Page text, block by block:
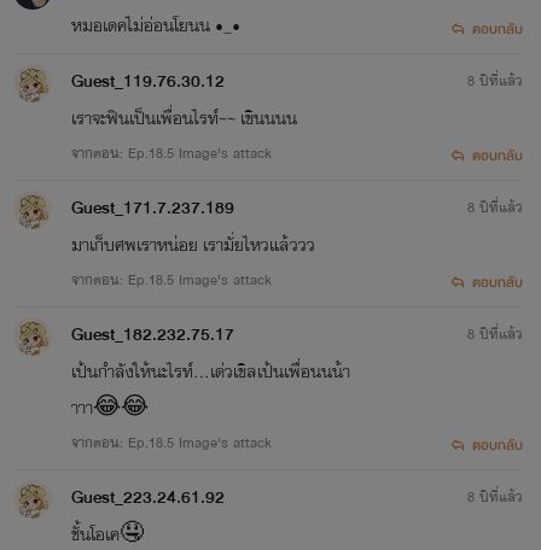
หมอเดคไม่อ่อนโยนน •_• ตอบกลับ
Guest_119.76.30.12
เราจะฟินเป็นเพื่อนไรท์~~ เขินนนน
จากตอน: Ep.18.5 Image's attack
8 ปีที่แล้ว
ตอบกลับ
Guest_171.7.237.189
มาเก็บศพเราหน่อย เรามั่ยไหวแล้ววว
จากตอน: Ep.18.5 Image's attack
8 ปีที่แล้ว
ตอบกลับ
Guest_182.232.75.17
เป้นกำลังให้นะไรท์...เด่วเขิลเป้นเพื่อนนน้า
าาา😂😂
จากตอน: Ep.18.5 Image's attack
8 ปีที่แล้ว
ตอบกลับ
Guest_223.24.61.92
ชั้นโอเค🤤
8 ปีที่แล้ว